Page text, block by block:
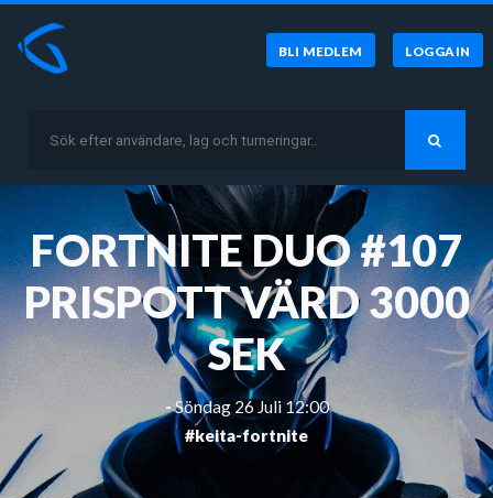
BLI MEDLEM LOGGA IN
FORTNITE DUO #107
PRISPOTT VÄRD 3000
SEK
-Söndag 26 Juli 12:00
#keita-fortnite